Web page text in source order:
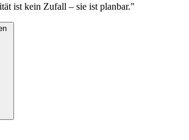
ist kein Zufall – sie ist planbar."